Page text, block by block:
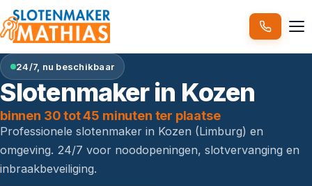
24/7, nu beschikbaar
Slotenmaker in Kozen
binnen 30 tot 45 minuten ter plaatse
Professionele slotenmaker in Kozen (Limburg) en
omgeving. 24/7 voor noodopeningen, slotvervanging en
inbraakbeveiliging.